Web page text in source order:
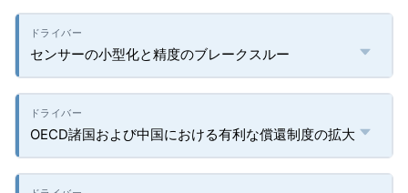
センサーの小型化と精度のブレークスルー
OECD諸国および中国における有利な償還制度の拡大